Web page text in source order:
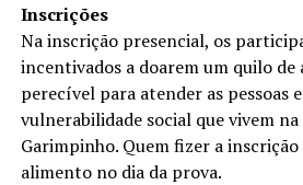
Inscrições
Na inscrição presencial, os
incentivados a doarem um quilo
perecível para atender as pessoas
vulnerabilidade social que vivem
Garimpinho. Quem fizer a
alimento no dia da prova.